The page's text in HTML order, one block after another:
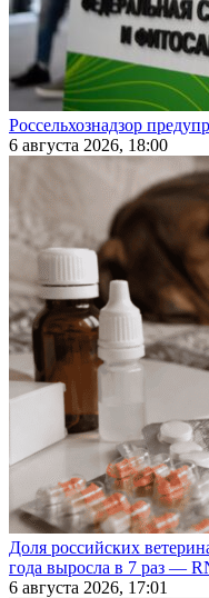
Россельхознадзор
6 августа 2026, 18:00
Доля российских
года выросла в 7 раз —
6 августа 2026, 17:01